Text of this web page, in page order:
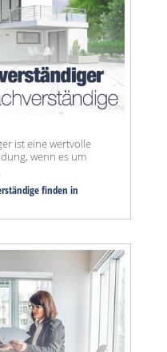
ist eine wertvolle
wenn es um
finden in